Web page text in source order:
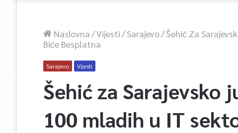
Naslovna/Vijesti/Sarajevo/Šehić Za
Biće Besplatna
Sarajevo Vijesti
Šehić za Sarajevsko
100 mladih u IT